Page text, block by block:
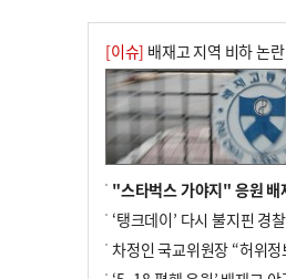
[이슈] 배재고 지역 비하 논란